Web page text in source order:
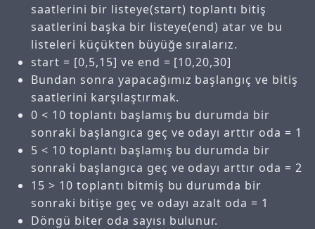
saatlerini bir listeye(start) toplantı bitiş
saatlerini başka bir listeye(end) atar ve bu
listeleri küçükten büyüğe sıralarız.
start = [0,5,15] ve end = [10,20,30]
Bundan sonra yapacağımız başlangıç ve bitiş
saatlerini karşılaştırmak.
0 < 10 toplantı başlamış bu durumda bir
sonraki başlangıca geç ve odayı arttır oda = 1
5 < 10 toplantı başlamış bu durumda bir
sonraki başlangıca geç ve odayı arttır oda = 2
15 > 10 toplantı bitmiş bu durumda bir
sonraki bitişe geç ve odayı azalt oda = 1
Döngü biter oda sayısı bulunur.